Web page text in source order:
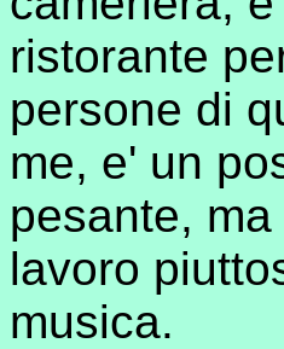
ristorante
persone di
me, e' un
pesante,
lavoro
musica.